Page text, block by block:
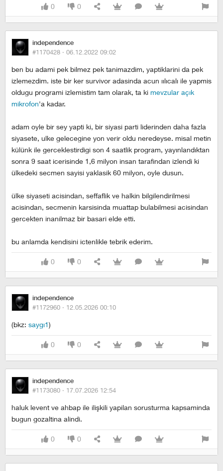
0 0
independence
#1170428 · 06.12.2022 09:02
ben bu adami pek bilmez pek tanimazdim, yaptiklarini da pek
izlemezdim. iste bir ker survivor adasinda acun ıılıcalı ile yapmis
oldugu programi izlemistim tam olarak, ta ki mevzular açık
mikrofon'a kadar.
adam oyle bir sey yapti ki, bir siyasi parti liderinden daha fazla
siyasete, ulke gelecegine yon verir oldu neredeyse. misal metin
külünk ile gerceklestirdigi son 4 saatlik program, yayınlandıktan
sonra 9 saat icerisinde 1,6 milyon insan tarafindan izlendi ki
ülkedeki secmen sayisi yaklasik 60 milyon, oyle dusun.
ülke siyaseti acisindan, seffaflik ve halkin bilgilendirilmesi
acisindan, secmenin karsisinda muattap bulabilmesi acisindan
gercekten inanilmaz bir basari elde etti.
bu anlamda kendisini ictenlikle tebrik ederim.
0 0
independence
#1172960 · 12.05.2026 00:10
(bkz: saygı1)
0 0
independence
#1173080 · 17.07.2026 12:54
haluk levent ve ahbap ile ilişkili yapilan sorusturma kapsaminda
bugun gozaltina alindi.
0 0